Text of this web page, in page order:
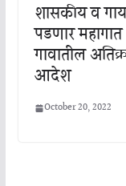
शासकीय व
पडणार
गावातील
आदेश
October 20, 2022